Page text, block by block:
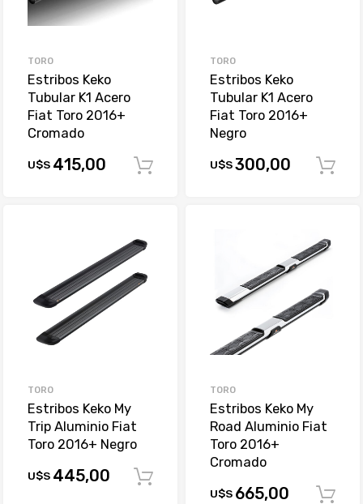
TORO
Estribos Keko
Tubular K1 Acero
Fiat Toro 2016+
Cromado
U$S 415,00 Comprar
TORO
Estribos Keko
Tubular K1 Acero
Fiat Toro 2016+
Negro
U$S300,00
TORO
Estribos Keko My
Trip Aluminio Fiat
Toro 2016+ Negro
U$S 445,00
TORO
Estribos Keko My
Road Aluminio Fiat
Toro 2016+
Cromado
U$S 665,00